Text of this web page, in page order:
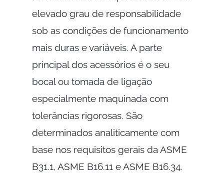
elevado grau de responsabilidade
sob as condições de funcionamento
mais duras e variáveis. A parte
principal dos acessórios é o seu
bocal ou tomada de ligação
especialmente maquinada com
tolerâncias rigorosas. São
determinados analiticamente com
base nos requisitos gerais da ASME
B31.1, ASME B16.11 e ASME B16.34.